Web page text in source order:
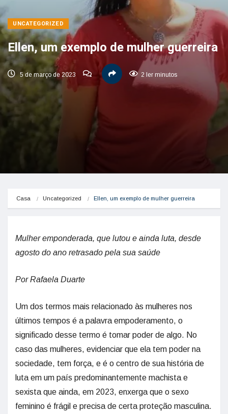
UNCATEGORIZED
Ellen, um exemplo de mulher guerreira
5 de março de 2023 2 ler minutos
Casa Uncategorized Ellen, um exemplo de mulher guerreira
Mulher emponderada, que lutou e ainda luta, desde
agosto do ano retrasado pela sua saúde
Por Rafaela Duarte
Um dos termos mais relacionado às mulheres nos
últimos tempos é a palavra empoderamento, o
significado desse termo é tomar poder de algo. No
caso das mulheres, evidenciar que ela tem poder na
sociedade, tem força, e é o centro de sua história de
luta em um país predominantemente machista e
sexista que ainda, em 2023, enxerga que o sexo
feminino é frágil e precisa de certa proteção masculina.